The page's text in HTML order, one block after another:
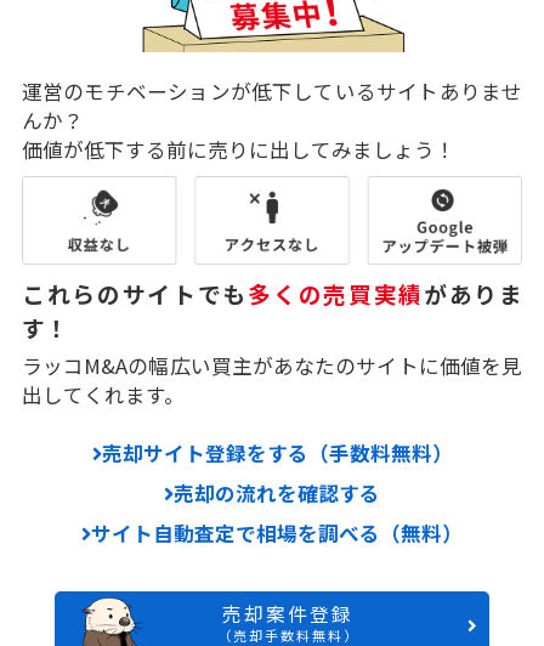
運営のモチベーションが低下しているサイトありませ
んか？
価値が低下する前に売りに出してみましょう！
これらのサイトでも多くの売買実績がありま
す！
ラッコM&Aの幅広い買主があなたのサイトに価値を見
出してくれます。
売却サイト登録をする（手数料無料）
売却の流れを確認する
サイト自動査定で相場を調べる（無料）
売却案件登録
（売却手数料無料）